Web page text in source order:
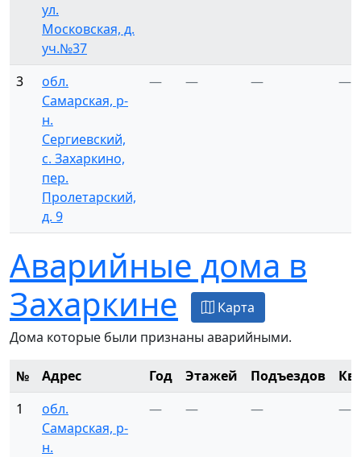
ул.
Московская, д.
уч.№37
3
обл.
Самарская, р-
н.
Сергиевский,
с. Захаркино,
пер.
Пролетарский,
д. 9
— — — —
Аварийные дома в
Захаркине
Карта
Дома которые были признаны аварийными.
№ Адрес Год Этажей Подъездов
1
обл.
Самарская, р-
н.
— — — —